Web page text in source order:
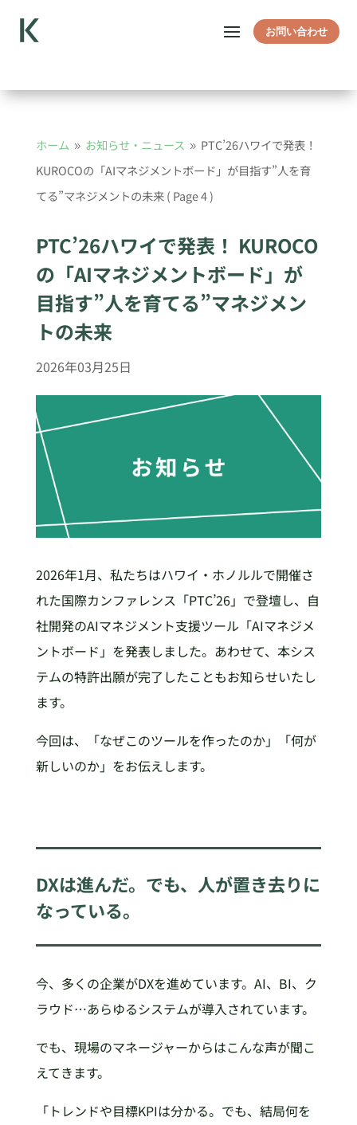
お問い合わせ
ホーム 9 お知らせ・ニュース 9 PTC’26ハワイで発表！
KUROCOの「AIマネジメントボード」が目指す”人を育
てる”マネジメントの未来( Page 4 )
PTC’26ハワイで発表！ KUROCO
の「AIマネジメントボード」が
目指す”人を育てる”マネジメン
トの未来
2026年03月25日
2026年1月、私たちはハワイ・ホノルルで開催さ
れた国際カンファレンス「PTC’26」で登壇し、自
社開発のAIマネジメント支援ツール「AIマネジメ
ントボード」を発表しました。あわせて、本シス
テムの特許出願が完了したこともお知らせいたし
ます。
今回は、「なぜこのツールを作ったのか」「何が
新しいのか」をお伝えします。
DXは進んだ。でも、人が置き去りに
なっている。
今、多くの企業がDXを進めています。AI、BI、ク
ラウド…あらゆるシステムが導入されています。
でも、現場のマネージャーからはこんな声が聞こ
えてきます。
「トレンドや目標KPIは分かる。でも、結局何を